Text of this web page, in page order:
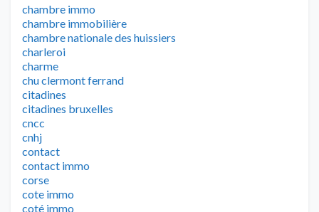
chambre immo
chambre immobilière
chambre nationale des huissiers
charleroi
charme
chu clermont ferrand
citadines
citadines bruxelles
cncc
cnhj
contact
contact immo
corse
cote immo
coté immo